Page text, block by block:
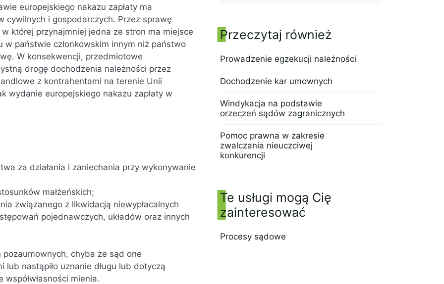
europejskiego nakazu zapłaty ma
cywilnych i gospodarczych. Przez sprawę
której przynajmniej jedna ze stron ma miejsce
w państwie członkowskim innym niż państwo
W konsekwencji, przedmiotowe
drogę dochodzenia należności przez
z kontrahentami na terenie Unii
wydanie europejskiego nakazu zapłaty w
za działania i zaniechania przy wykonywanie
małżeńskich;
związanego z likwidacją niewypłacalnych
pojednawczych, układów oraz innych
chyba że sąd one
nastąpiło uznanie długu lub dotyczą
mienia.
Przeczytaj również
Prowadzenie egzekucji należności
Dochodzenie kar umownych
Windykacja na podstawie
orzeczeń sądów zagranicznych
Pomoc prawna w zakresie
zwalczania nieuczciwej
konkurencji
Te usługi mogą Cię
zainteresować
Procesy sądowe